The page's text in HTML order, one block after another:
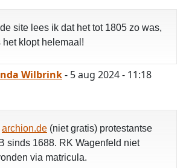
site lees ik dat het tot 1805 zo was,
het klopt helemaal!
Wilbrink- 5 aug 2024 - 11:18
archion.de (niet gratis) protestantse
sinds 1688. RK Wagenfeld niet
via matricula.